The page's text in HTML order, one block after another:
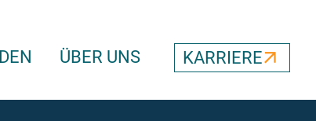
ÜBER UNS KARRIERE